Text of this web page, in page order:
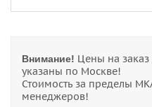
Внимание! Цены на
указаны по Москве!
Стоимость за пределы
менеджеров!